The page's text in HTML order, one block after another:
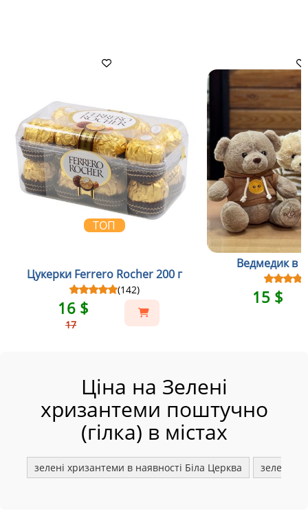
ТОП
Цукерки Ferrero Rocher 200 г
(142)
16 $
17
Ведмедик в
15 $
Ціна на Зелені
хризантеми поштучно
(гілка) в містах
зелені хризантеми в наявності Біла Церква зелені